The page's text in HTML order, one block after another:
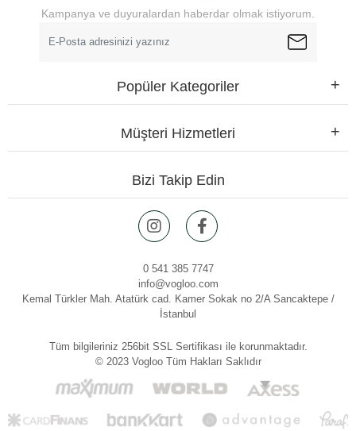
Kampanya ve duyuralardan haberdar olmak istiyorum.
Popüler Kategoriler
Müşteri Hizmetleri
Bizi Takip Edin
0 541 385 7747
info@vogloo.com
Kemal Türkler Mah. Atatürk cad. Kamer Sokak no 2/A Sancaktepe /
İstanbul
Tüm bilgileriniz 256bit SSL Sertifikası ile korunmaktadır.
© 2023 Vogloo Tüm Hakları Saklıdır